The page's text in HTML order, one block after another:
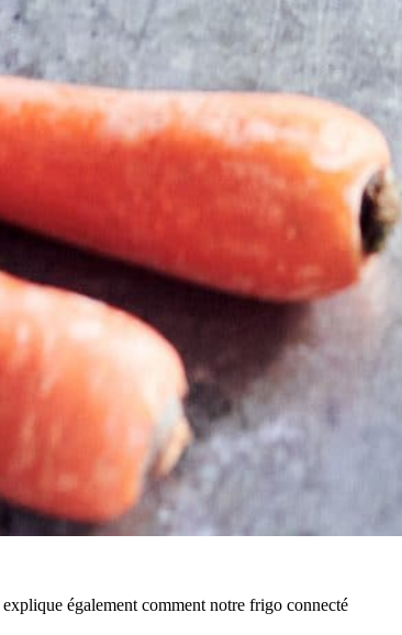
également comment notre frigo connecté